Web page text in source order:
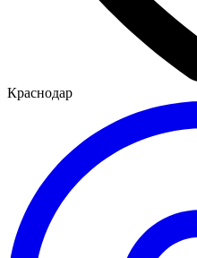
Краснодар